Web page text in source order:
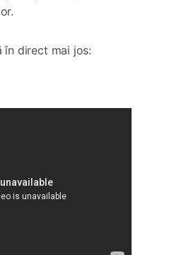
în direct mai jos: